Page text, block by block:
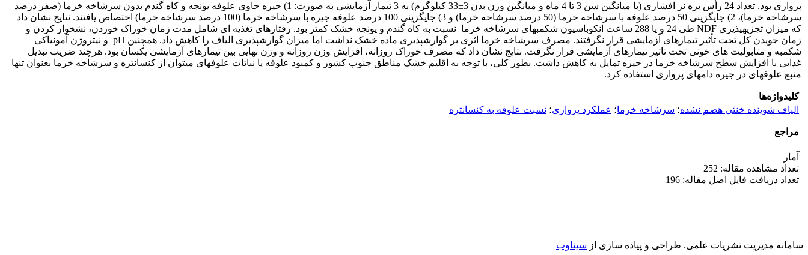
پرواری بود. تعداد 24 رأس بره نر افشاری (با میانگین سن 3 تا 4 ماه و میانگین وزن بدن 3±33 کیلوگرم) به 3 تیمار آزمایشی به صورت: 1) جیره حاوی علوفه یونجه و کاه گندم بدون سرشاخه خرما (صفر درصد
سرشاخه خرما)، 2) جایگزینی 50 درصد علوفه با سرشاخه خرما (50 درصد سرشاخه خرما) و 3) جایگزینی 100 درصد علوفه جیره با سرشاخه خرما (100 درصد سرشاخه خرما) اختصاص یافتند. نتایج نشان داد
که میزان تجزیه­پذیری NDF طی 24 و یا 288 ساعت انکوباسیون شکمبه­ای سرشاخه خرما نسبت به کاه گندم و یونجه خشک کمتر بود. رفتارهای تغذیه ای شامل مدت زمان خوراک خوردن، نشخوار کردن و
زمان جویدن کل تحت تأثیر تیمارهای آزمایشی قرار نگرفتند. مصرف سرشاخه خرما اثری بر گوارش­پذیری ماده خشک نداشت اما میزان گوارش­پذیری الیاف را کاهش داد. همچنین pH و نیتروژن آمونیاکی
شکمبه و متابولیت ­های خونی تحت تاثیر تیمارهای آزمایشی قرار نگرفت. نتایج نشان داد که مصرف خوراک روزانه، افزایش وزن روزانه و وزن نهایی بین تیمارهای آزمایشی یکسان بود. هرچند ضریب تبدیل
غذایی با افزایش سطح سرشاخه خرما در جیره تمایل به کاهش داشت. بطور کلی، با توجه به اقلیم خشک مناطق جنوب کشور و کمبود علوفه یا نباتات علوفه­ای می­توان از کنسانتره و سرشاخه خرما بعنوان تنها
منبع علوفه­ای در جیره دام­های پرواری استفاده کرد.
کلیدواژه‌ها
الیاف شوینده خنثی هضم نشده؛ سرشاخه خرما؛ عملکرد پرواری؛ نسبت علوفه به کنسانتره
مراجع
آمار
تعداد مشاهده مقاله: 252
تعداد دریافت فایل اصل مقاله: 196
سامانه مدیریت نشریات علمی. طراحی و پیاده سازی از سیناوب